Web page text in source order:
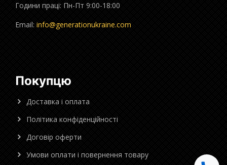
Години праці: Пн-Пт 9:00-18:00
Email: info@generationukraine.com
Покупцю
Доставка і оплата
Політика конфіденційності
Договір оферти
Умови оплати і повернення товару